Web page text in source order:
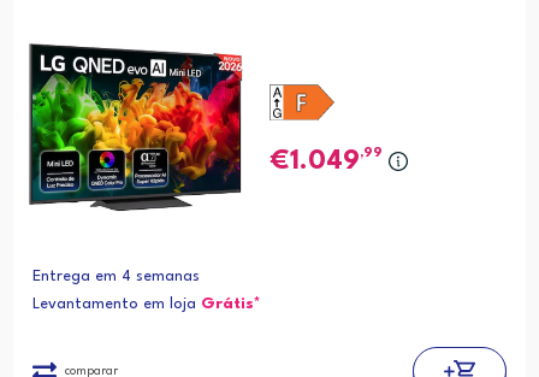
1.049,99
Entrega em 4 semanas
Levantamento em loja Grátis*
comparar